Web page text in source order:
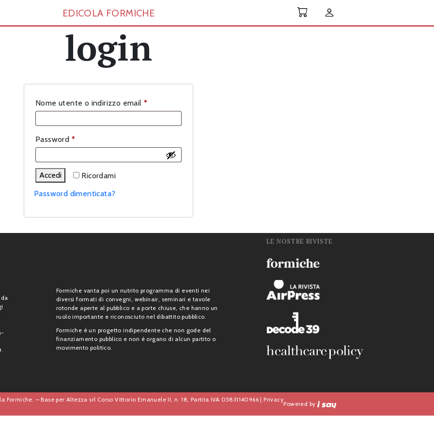
EDICOLA FORMICHE
login
Nome utente o indirizzo email *Richiesto
Password *Richiesto
Ricordami
Accedi
Password dimenticata?
Formiche vanta poi un nutrito programma di eventi nei
diversi formati di convegni, webinair, seminari e tavole
rotonde aperte al pubblico e a porte chiuse, che hanno un
ruolo importante e riconosciuto nel dibattito pubblico.
Formiche è un progetto indipendente che non gode del
finanziamento pubblico e non è organo di alcun partito o
movimento politico.
LE NOSTRE RIVISTE
Formiche. – Base per Altezza srl Corso Vittorio Emanuele II, n. 18, Partita IVA 05831140966 |Privacy
Powered by